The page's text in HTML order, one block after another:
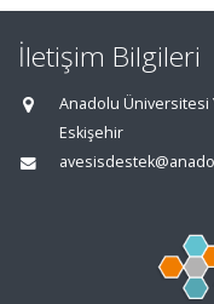
İletişim Bilgileri
Anadolu Üniversitesi
Eskişehir